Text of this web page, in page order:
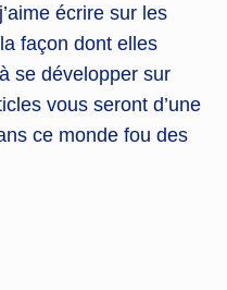
écrire sur les
façon dont elles
se développer sur
vous seront d’une
ce monde fou des